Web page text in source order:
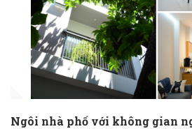
Ngôi nhà phố với không gian